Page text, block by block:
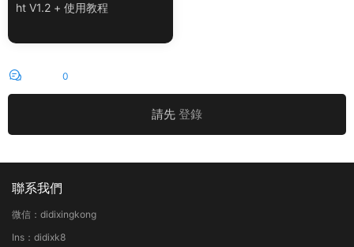
ht V1.2 + 使用教程
0
請先 登錄
聯系我們
微信：didixingkong
Ins：didixk8